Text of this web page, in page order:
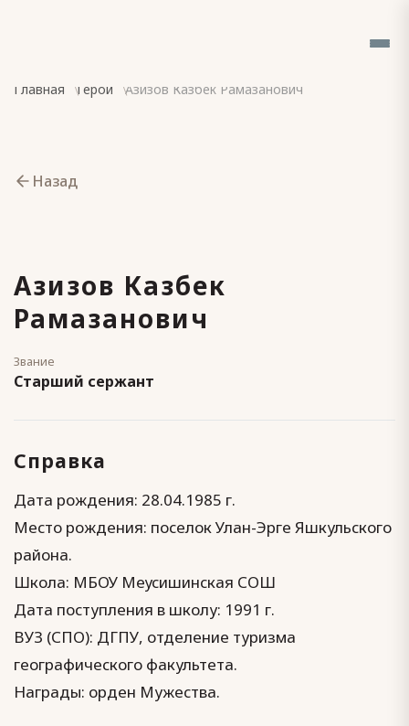
Главная Герои Азизов Казбек Рамазанович
Назад
Азизов Казбек
Рамазанович
Звание
Старший сержант
Справка
Дата рождения: 28.04.1985 г.
Место рождения: поселок Улан-Эрге Яшкульского
района.
Школа: МБОУ Меусишинская СОШ
Дата поступления в школу: 1991 г.
ВУЗ (СПО): ДГПУ, отделение туризма
географического факультета.
Награды: орден Мужества.